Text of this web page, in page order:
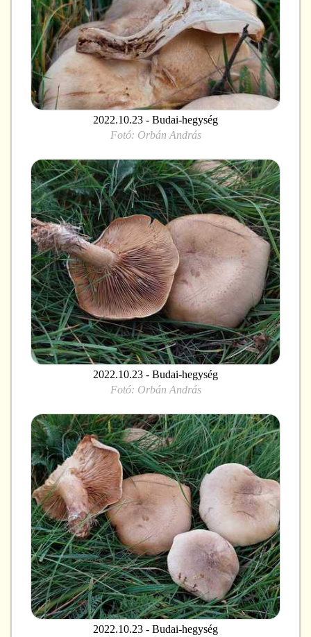
2022.10.23 - Budai-hegység
Fotó: Orbán András
2022.10.23 - Budai-hegység
Fotó: Orbán András
2022.10.23 - Budai-hegység